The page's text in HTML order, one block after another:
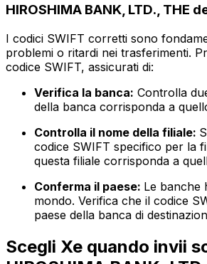
HIROSHIMA BANK, LTD., THE
I codici SWIFT corretti sono
problemi o ritardi nei trasferimenti.
codice SWIFT, assicurati di:
Verifica la banca: Controlla
della banca corrisponda a
Controlla il nome della filiale:
codice SWIFT specifico per la
questa filiale corrisponda a
Conferma il paese: Le banche
mondo. Verifica che il codice
paese della banca di
Scegli Xe quando invii